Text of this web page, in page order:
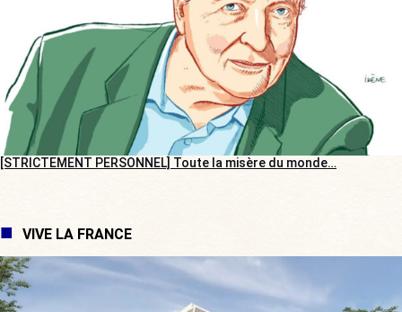
[STRICTEMENT PERSONNEL] Toute la misère du monde…
VIVE LA FRANCE